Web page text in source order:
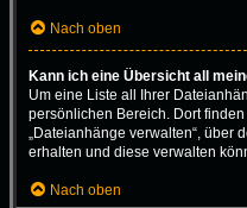
Nach oben
Kann ich eine Übersicht all
Um eine Liste all Ihrer
persönlichen Bereich. Dort
„Dateianhänge verwalten“, über
erhalten und diese verwalten
Nach oben